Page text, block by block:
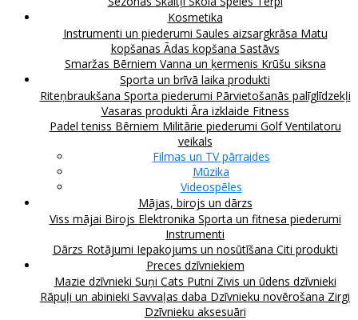
Kosmetika
Instrumenti un piederumi Saules aizsargkrāsa Matu
kopšanas Ādas kopšana Sastāvs
Smaržas Bērniem Vanna un ķermenis Krūšu siksna
Sporta un brīvā laika produkti
Riteņbraukšana Sporta piederumi Pārvietošanās palīglīdzekļi
Vasaras produkti Āra izklaide Fitness
Padel teniss Bērniem Militārie piederumi GolfVentilatoru
veikals
Filmas un TV pārraides
Mūzika
Videospēles
Mājas, birojs un dārzs
Viss mājai Birojs Elektronika Sporta un fitnesa piederumi
Instrumenti
Dārzs Rotājumi Iepakojums un nosūtīšana Citi produkti
Preces dzīvniekiem
Mazie dzīvnieki Suņi Cats Putni Zivis un ūdens dzīvnieki
Rāpuļi un abinieki Savvaļas daba Dzīvnieku novērošana Zirgi
Dzīvnieku aksesuāri